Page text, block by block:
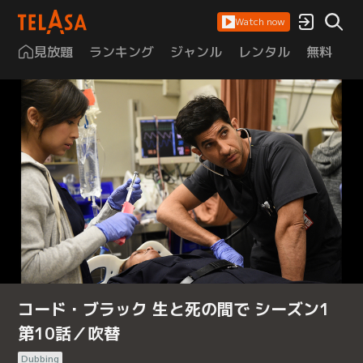
Watch now
見放題 ランキング ジャンル レンタル 無料
コード・ブラック 生と死の間で シーズン1
第10話／吹替
Dubbing